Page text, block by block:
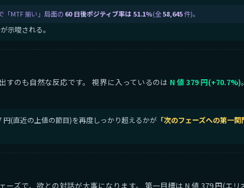
「MTF 揃い」局面の 60 日後ポジティブ率は 51.1%(全58,645件)。
示唆される。
すのも自然な反応です。 視界に入っているのは N 値 379 円(+70.7%)
円(直近の上値の節目)を再度しっかり超えるかが 「次のフェーズへの第一関
ーズで、欲との対話が大事になります。 第一目標は N 値 379 円(エ